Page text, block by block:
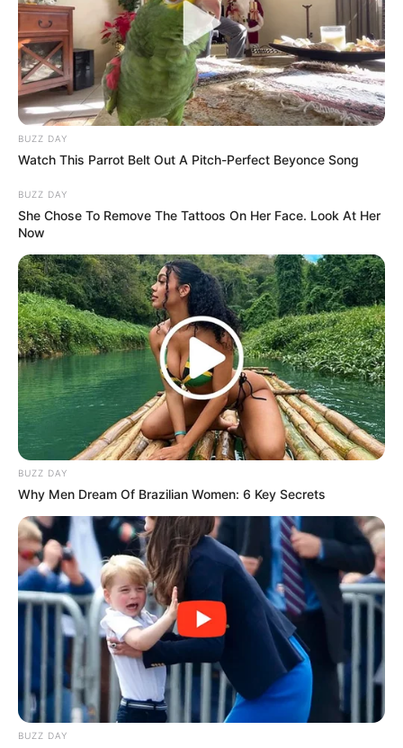
BUZZ DAY
Watch This Parrot Belt Out A Pitch-Perfect Beyonce Song
BUZZ DAY
She Chose To Remove The Tattoos On Her Face. Look At Her
Now
BUZZ DAY
Why Men Dream Of Brazilian Women: 6 Key Secrets
BUZZ DAY